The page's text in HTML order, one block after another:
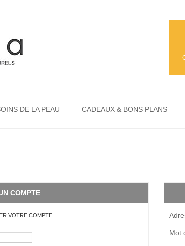
DE LA PEAU CADEAUX & BONS PLANS
COMPTE
VOTRE COMPTE.
Mot